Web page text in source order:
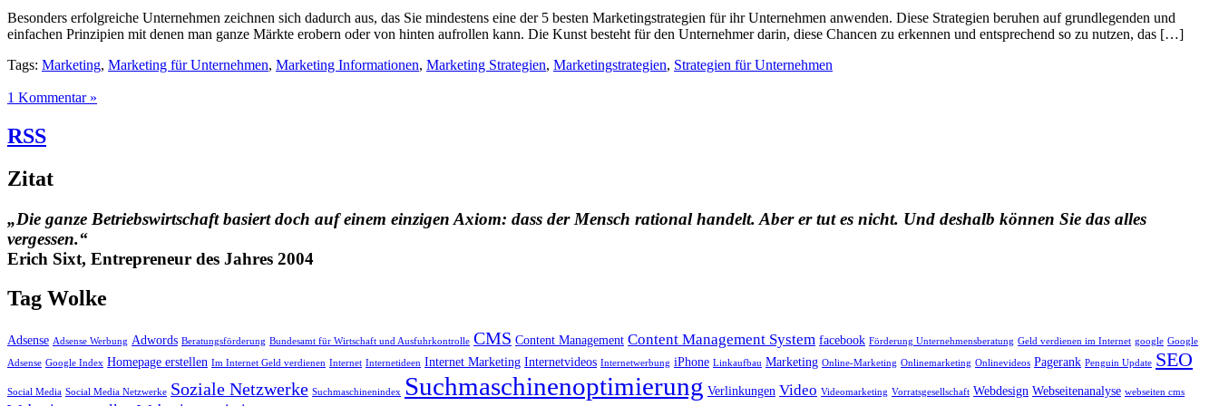
Besonders erfolgreiche Unternehmen zeichnen sich dadurch aus, das Sie mindestens eine der 5 besten Marketingstrategien für ihr Unternehmen anwenden. Diese Strategien beruhen auf grundlegenden und
einfachen Prinzipien mit denen man ganze Märkte erobern oder von hinten aufrollen kann. Die Kunst besteht für den Unternehmer darin, diese Chancen zu erkennen und entsprechend so zu nutzen, das […]
Tags: Marketing, Marketing für Unternehmen, Marketing Informationen, Marketing Strategien, Marketingstrategien, Strategien für Unternehmen
1 Kommentar »
RSS
Zitat
„Die ganze Betriebswirtschaft basiert doch auf einem einzigen Axiom: dass der Mensch rational handelt. Aber er tut es nicht. Und deshalb können Sie das alles
vergessen.“
Erich Sixt, Entrepreneur des Jahres 2004
Tag Wolke
Adsense Adsense Werbung Adwords Beratungsförderung Bundesamt für Wirtschaft und Ausfuhrkontrolle CMS Content Management Content Management System facebook Förderung Unternehmensberatung Geld verdienen im Internet google Google
Adsense Google Index Homepage erstellen Im Internet Geld verdienen Internet Internetideen Internet Marketing Internetvideos Internetwerbung iPhone Linkaufbau Marketing Online-Marketing Onlinemarketing Onlinevideos Pagerank Penguin Update SEO
Social Media Social Media Netzwerke Soziale Netzwerke Suchmaschinenindex Suchmaschinenoptimierung Verlinkungen Video Videomarketing Vorratsgesellschaft Webdesign Webseitenanalyse webseiten cms